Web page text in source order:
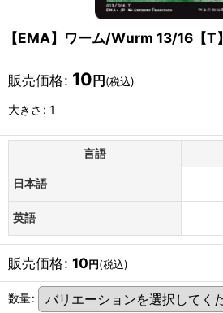
【EMA】ワーム/Wurm 13/16【T】
販売価格: 10 円 (税込)
大きさ : 1
言語
日本語
英語
販売価格: 10円(税込)
数量: